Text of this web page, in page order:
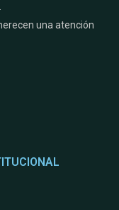
una atención